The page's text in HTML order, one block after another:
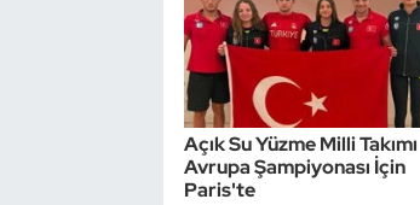
Açık Su Yüzme Milli Takımı
Avrupa Şampiyonası İçin
Paris'te